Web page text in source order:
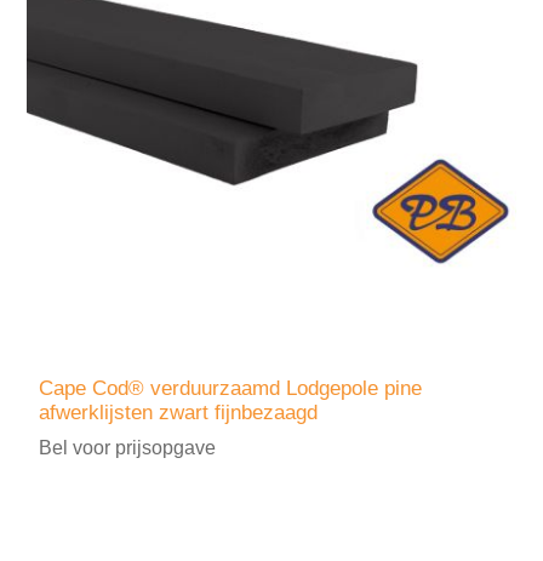
Cape Cod® verduurzaamd Lodgepole pine
afwerklijsten zwart fijnbezaagd
Bel voor prijsopgave